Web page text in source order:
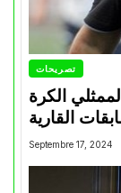
تصريحات
الكرة
Septembre 17, 2024